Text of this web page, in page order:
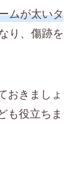
ムが太いタ
り、傷跡を
おきましょ
も役立ちま